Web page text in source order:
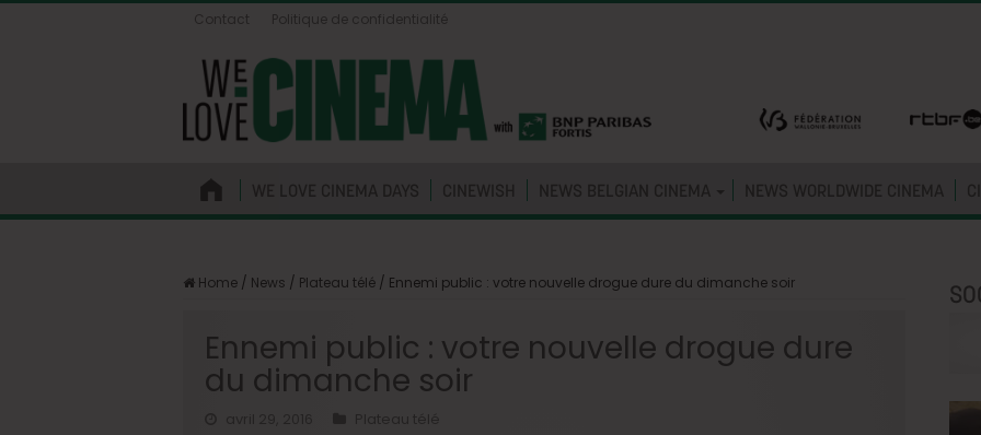
Contact Politique de confidentialité
WE LOVE CINEMA DAYS CINEWISH NEWS BELGIAN CINEMA NEWS WORLDWIDE CINEMA
Home / News / Plateau télé / Ennemi public : votre nouvelle drogue dure du dimanche soir
Ennemi public : votre nouvelle drogue dure
du dimanche soir